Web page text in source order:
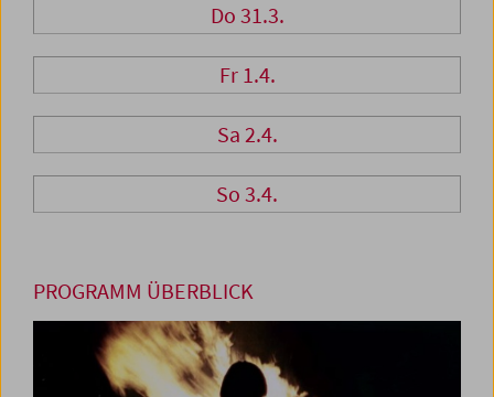
Do 31.3.
Fr 1.4.
Sa 2.4.
So 3.4.
PROGRAMM ÜBERBLICK